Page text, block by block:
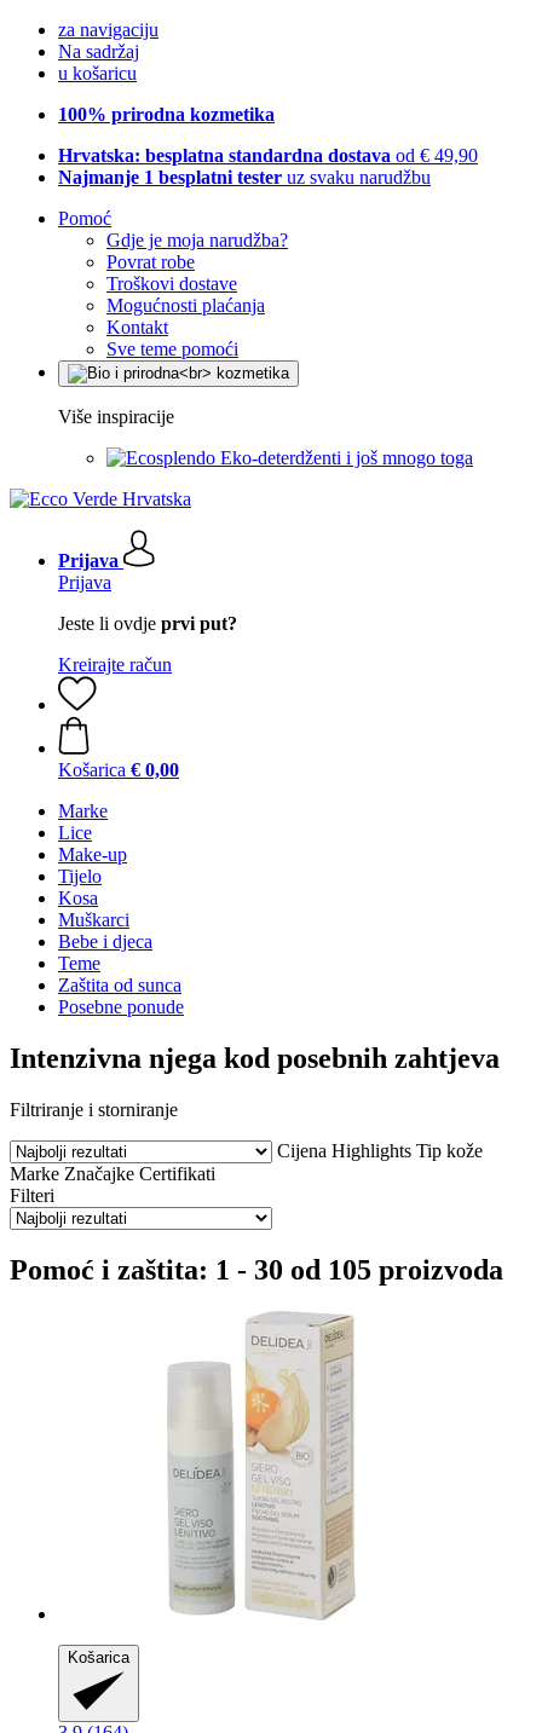
za navigaciju
Na sadržaj
u košaricu
100% prirodna kozmetika
Hrvatska: besplatna standardna dostava od € 49,90
Najmanje 1 besplatni tester uz svaku narudžbu
Pomoć
Gdje je moja narudžba?
Povrat robe
Troškovi dostave
Mogućnosti plaćanja
Kontakt
Sve teme pomoći
Više inspiracije
Eko-deterdženti i još mnogo toga
Prijava
Prijava
Jeste li ovdje prvi put?
Kreirajte račun
Košarica € 0,00
Marke
Lice
Make-up
Tijelo
Kosa
Muškarci
Bebe i djeca
Teme
Zaštita od sunca
Posebne ponude
Intenzivna njega kod posebnih zahtjeva
Filtriranje i storniranje
Cijena Highlights Tip kože
Marke Značajke Certifikati
Filteri
Pomoć i zaštita: 1 - 30 od 105 proizvoda
Košarica